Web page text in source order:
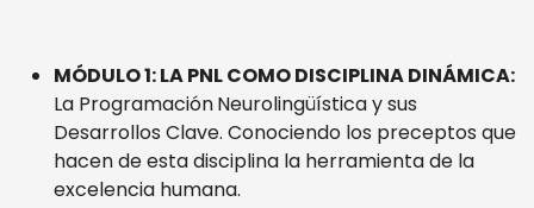
MÓDULO 1: LA PNL COMO DISCIPLINA DINÁMICA:
La ProgramaciónNeurolingüística y sus
Desarrollos Clave. Conociendo los preceptos que
hacen de esta disciplina la herramienta de la
excelencia humana.